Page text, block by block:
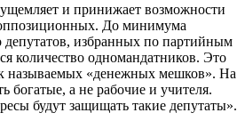
и принижает возможности
До минимума
депутатов, избранных по партийным
количество одномандатников. Это
называемых «денежных мешков». На
богатые, а не рабочие и учителя.
будут защищать такие депутаты».